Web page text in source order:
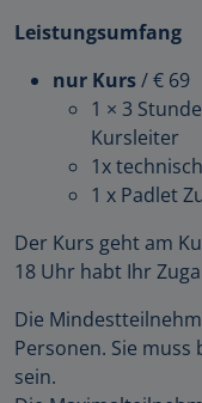
Leistungsumfang
nur Kurs/ € 69
1 × 3
Kursleiter
1x
1 x Padlet
Der Kurs geht am
18 Uhr habt Ihr
Die
Personen. Sie
sein.